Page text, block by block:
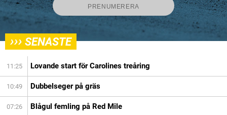
››› SENASTE
11:25 Lovande start för Carolines treåring
10:49 Dubbelseger på gräs
07:26 Blågul femling på Red Mile